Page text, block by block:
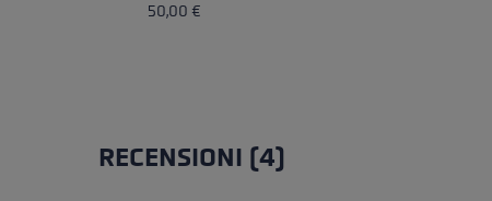
50,00 €
RECENSIONI (4)